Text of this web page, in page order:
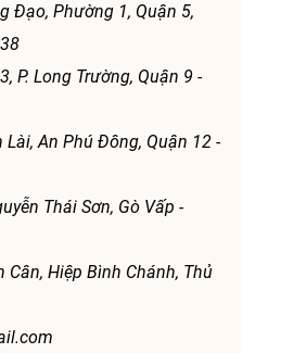
Đạo, Phường 1, Quận 5,
P. Long Trường, Quận 9 -
An Phú Đông, Quận 12 -
Thái Sơn, Gò Vấp -
Cân, Hiệp Bình Chánh, Thủ